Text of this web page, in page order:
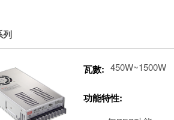
列
瓦數: 450W~1500W
功能特性: